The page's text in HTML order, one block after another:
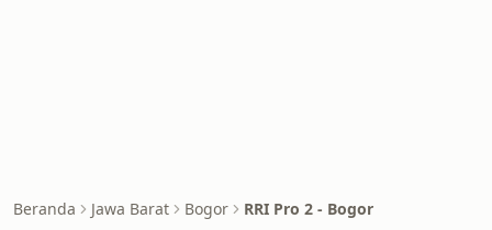
Beranda Jawa Barat Bogor RRI Pro 2 - Bogor